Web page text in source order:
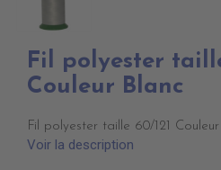
Fil polyester
Couleur Blanc
Fil polyester taille 60/121
Voir la description